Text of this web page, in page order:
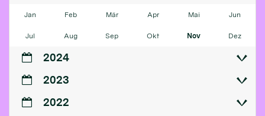
Jan Feb Mär Apr Mai Jun
Jul Aug Sep Okt Nov Dez
2024
2023
2022